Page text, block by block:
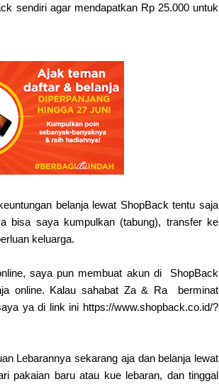
sendiri agar mendapatkan Rp 25.000 untuk
belanja lewat ShopBack tentu saja
bisa saya kumpulkan (tabung), transfer ke
keluarga.
saya pun membuat akun di
ShopBack
online. Kalau sahabat Za & Ra
berminat
ya di link ini https://www.shopback.co.id/?
Lebarannya sekarang aja dan belanja lewat
pakaian baru atau kue lebaran, dan tinggal